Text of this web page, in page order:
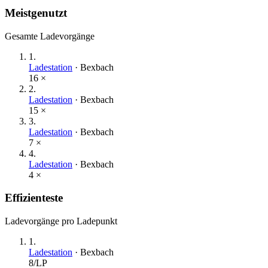
Meistgenutzt
Gesamte Ladevorgänge
1 .
Ladestation · Bexbach
16 ×
2.
Ladestation · Bexbach
15 ×
3.
Ladestation · Bexbach
7 ×
4.
Ladestation · Bexbach
4 ×
Effizienteste
Ladevorgänge pro Ladepunkt
1 .
Ladestation · Bexbach
8/LP